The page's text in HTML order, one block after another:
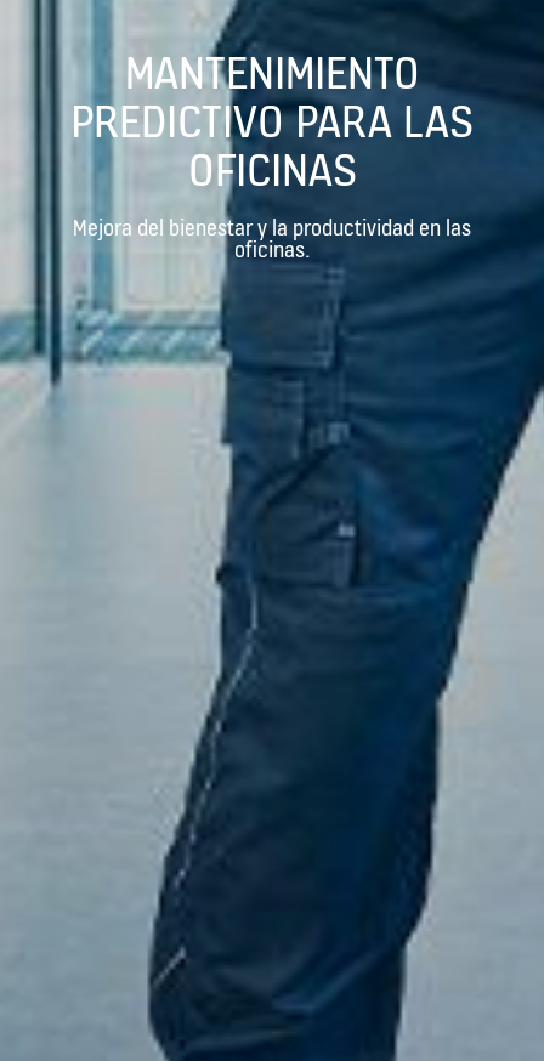
MANTENIMIENTO
PREDICTIVO PARA LAS
OFICINAS
Mejora del bienestar y la productividad en las
oficinas.